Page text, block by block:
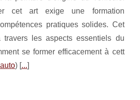
cet art exige une formation
pratiques solides. Cet
les aspects essentiels du
se former efficacement à cett
) [...]